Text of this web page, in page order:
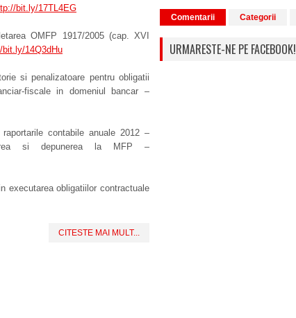
bit.ly/17TL4EG
OMFP 1917/2005 (cap. XVI
bit.ly/14Q3dHu
si penalizatoare pentru obligatii
fiscale in domeniul bancar –
contabile anuale 2012 –
si depunerea la MFP –
executarea obligatiilor contractuale
CITESTE MAI MULT...
Comentarii Categorii
URMARESTE-NE PE FACEBOOK!